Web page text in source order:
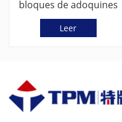
bloques de adoquines
TPM6000G de China
Leer